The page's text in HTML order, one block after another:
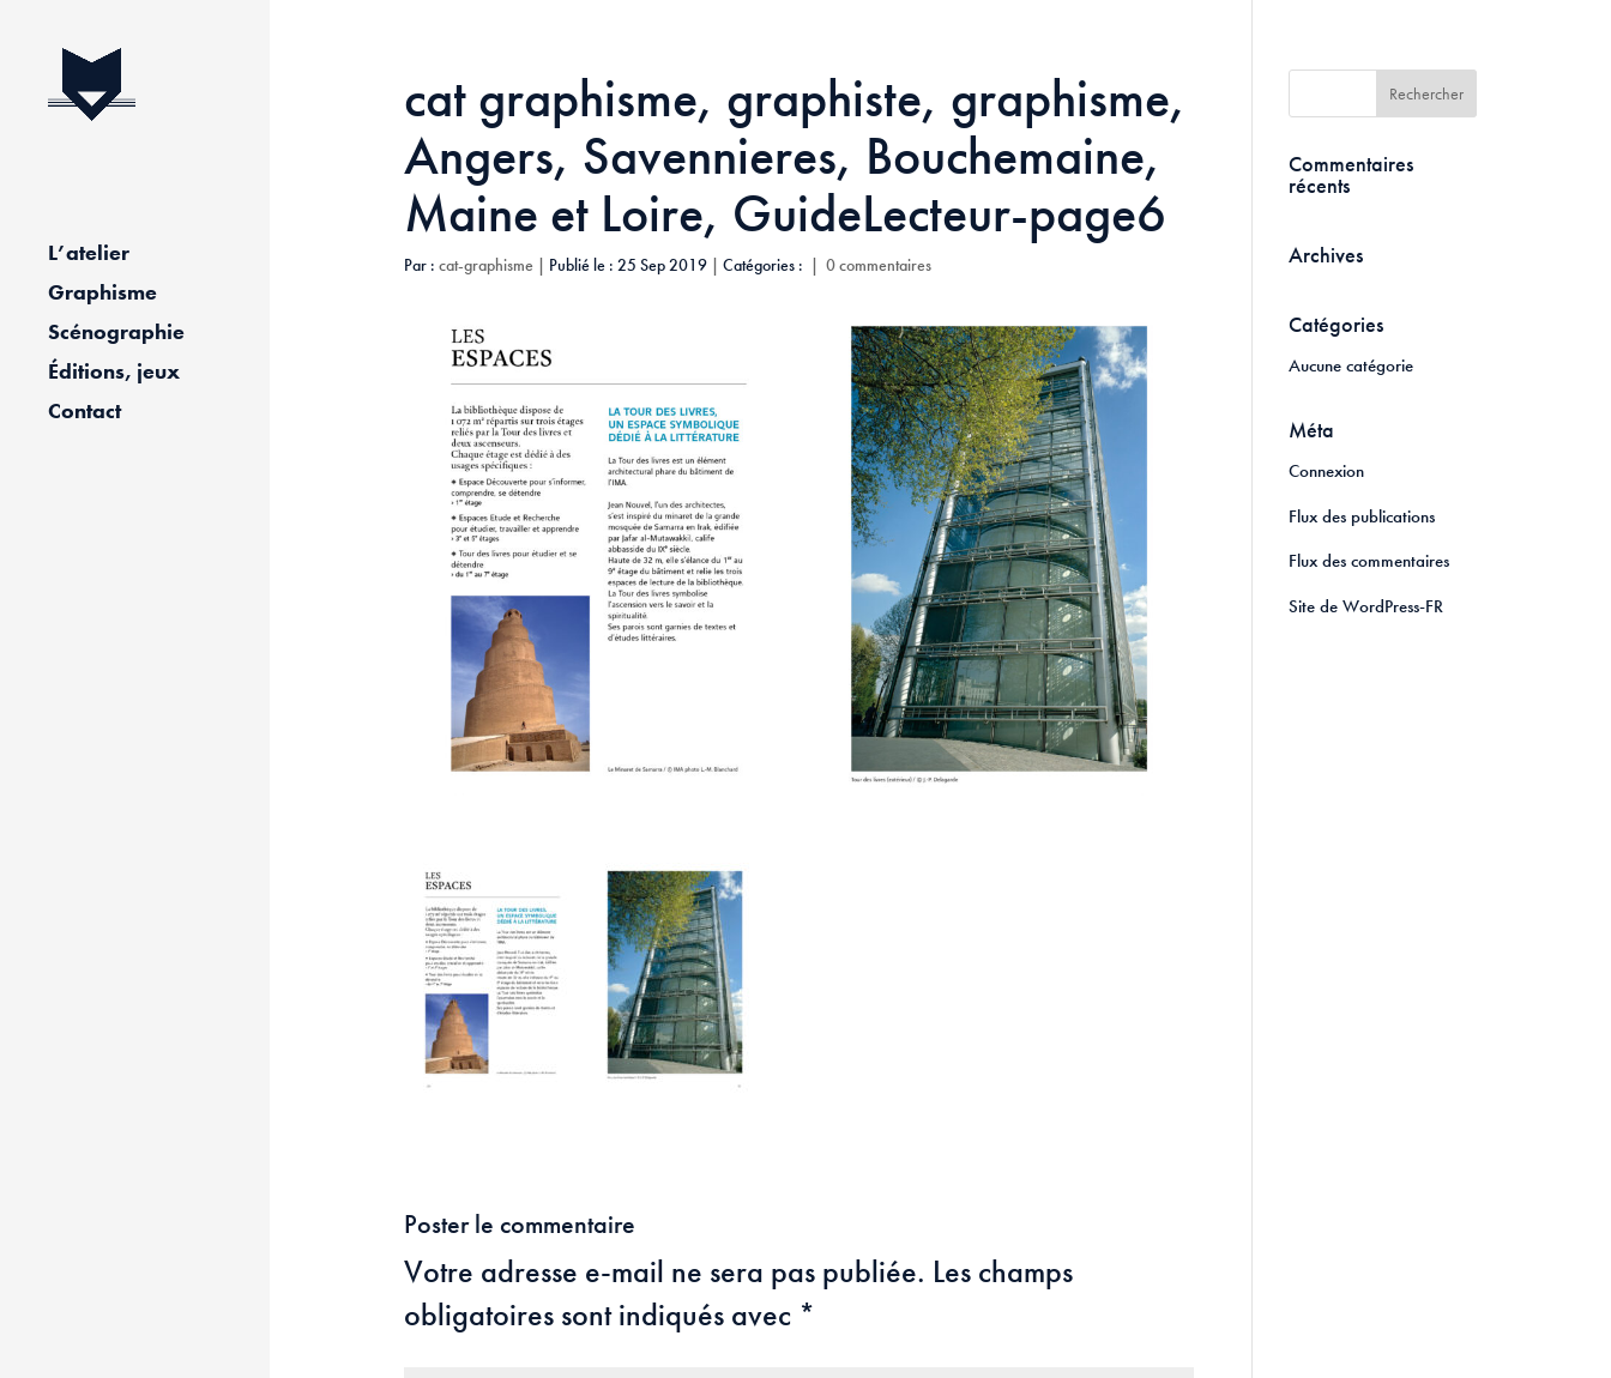
L’atelier
Graphisme
Scénographie
Éditions, jeux
Contact
cat graphisme, graphiste, graphisme,
Angers, Savennieres, Bouchemaine,
Maine et Loire, GuideLecteur-page6
Par : cat-graphisme | Publié le : 25 Sep 2019 | Catégories : | 0 commentaires
Poster le commentaire
Votre adresse e-mail ne sera pas publiée. Les champs
obligatoires sont indiqués avec *
Commentaires
récents
Archives
Catégories
Aucune catégorie
Méta
Connexion
Flux des publications
Flux des commentaires
Site de WordPress-FR